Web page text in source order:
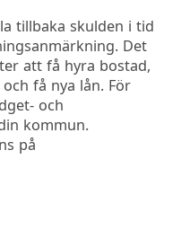
tillbaka skulden i tid
Det
att få hyra bostad,
få nya lån. För
och
kommun.
på